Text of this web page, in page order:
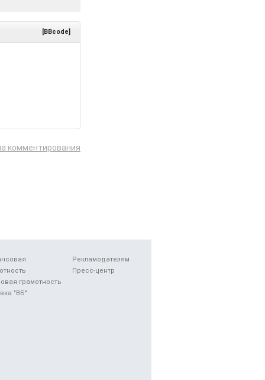
[BBcode]
комментирования
грамотность
"ВБ"
Рекламодателям
Пресс-центр